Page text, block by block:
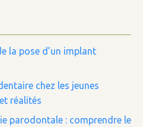
la pose d’un implant
chez les jeunes
réalités
parodontale : comprendre le